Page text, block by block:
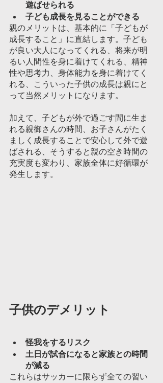
遊ばせられる
子ども成長を見ることができる
親のメリットは、基本的に「子どもが
成長すること」に直結します。子ども
が良い大人になってくれる、将来が明
るい人間性を身に着けてくれる、精神
性や思考力、身体能力を身に着けてく
れる、こういった子供の成長は親にと
って当然メリットになります。
加えて、子どもが外で過ごす間に生ま
れる親御さんの時間、お子さんがたく
ましく成長することで安心して外で遊
ばされる、そうすると親の空き時間の
充実度も変わり、家族全体に好循環が
発生します。
子供のデメリット
怪我をするリスク
土日が試合になると家族との時間
が減る
これらはサッカーに限らず全ての習い